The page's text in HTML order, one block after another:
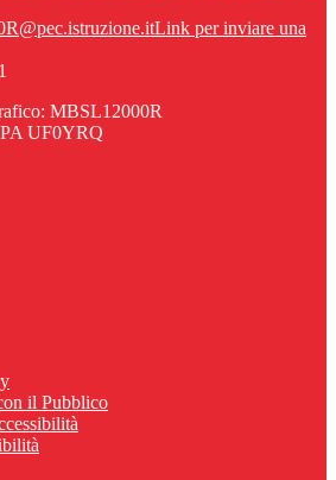
Link per inviare una
MBSL12000R
UF0YRQ
il Pubblico